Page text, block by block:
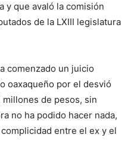
y que avaló la comisión
de la LXIII legislatura
comenzado un juicio
oaxaqueño por el desvió
de pesos, sin
no ha podido hacer nada,
entre el ex y el